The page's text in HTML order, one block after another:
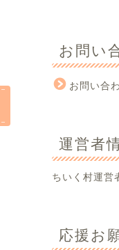
お問い
お問い合
運営者
ちいく村運営
応援お